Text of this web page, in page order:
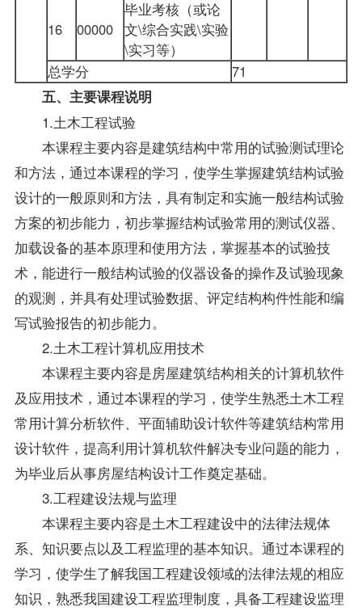
16 00000
毕业考核（或论
文\综合实践\实验
\实习等）
总学分
71
五、主要课程说明
1.土木工程试验
本课程主要内容是建筑结构中常用的试验测试理论
和方法，通过本课程的学习，使学生掌握建筑结构试验
设计的一般原则和方法，具有制定和实施一般结构试验
方案的初步能力，初步掌握结构试验常用的测试仪器、
加载设备的基本原理和使用方法，掌握基本的试验技
术，能进行一般结构试验的仪器设备的操作及试验现象
的观测，并具有处理试验数据、评定结构构件性能和编
写试验报告的初步能力。
2.土木工程计算机应用技术
本课程主要内容是房屋建筑结构相关的计算机软件
及应用技术，通过本课程的学习，使学生熟悉土木工程
常用计算分析软件、平面辅助设计软件等建筑结构常用
设计软件，提高利用计算机软件解决专业问题的能力，
为毕业后从事房屋结构设计工作奠定基础。
3.工程建设法规与监理
本课程主要内容是土木工程建设中的法律法规体
系、知识要点以及工程监理的基本知识。通过本课程的
学习，使学生了解我国工程建设领域的法律法规的相应
知识，熟悉我国建设工程监理制度，具备工程建设监理